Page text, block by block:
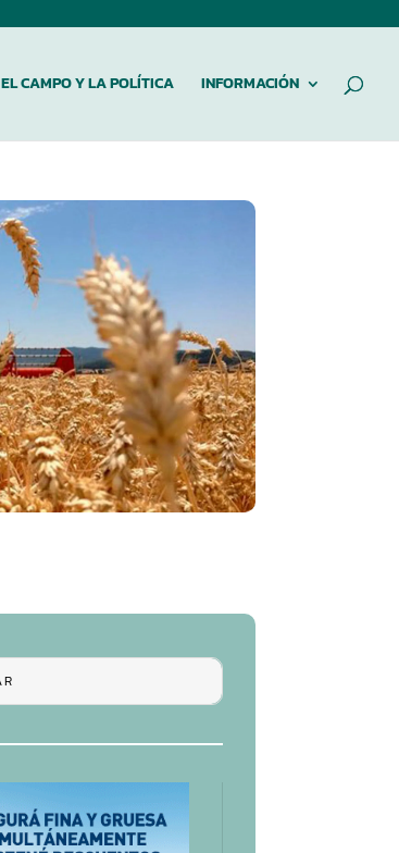
EL CAMPO Y LA POLÍTICA INFORMACIÓN